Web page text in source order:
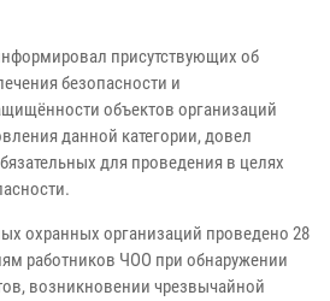
присутствующих об
безопасности и
объектов организаций
данной категории, довел
для проведения в целях
охранных организаций проведено 28
работников ЧОО при обнаружении
возникновении чрезвычайной